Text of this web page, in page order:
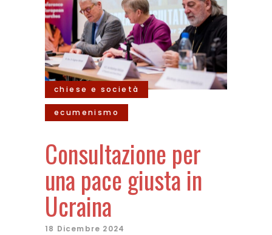
chiese e società
ecumenismo
Consultazione per
una pace giusta in
Ucraina
18 Dicembre 2024